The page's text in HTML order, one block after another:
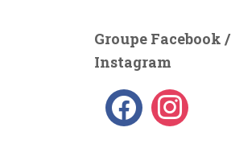
Groupe Facebook /
Instagram
f i